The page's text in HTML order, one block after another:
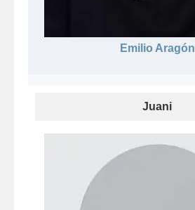
Emilio Aragón
Juani